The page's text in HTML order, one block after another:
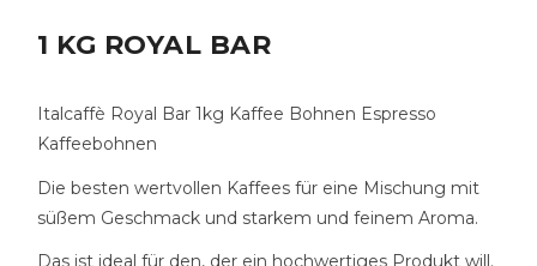
1 KG ROYAL BAR
Italcaffè Royal Bar 1kg Kaffee Bohnen Espresso
Kaffeebohnen
Die besten wertvollen Kaffees für eine Mischung mit
süßem Geschmack und starkem und feinem Aroma.
Das ist ideal für den, der ein hochwertiges Produkt will.